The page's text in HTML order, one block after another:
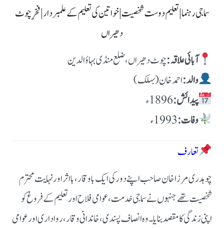
سماجی رہنما | تعلیم دوست شخصیت | خواتین کی تعلیم کے علمبردار | فخرِ چوٹ
دھیراں
آبائی علاقہ:چوٹ دھیراں، ضلع منڈی بہاؤالدین
والد:احمد خان (بہلک)
پیدائش:
وفات:
تعارف
چوہدری مرزا خان صاحب اپنے دور کی ایک باوقار، بااثر اور نہایت محترم
شخصیت تھے جنہوں نے سماجی خدمت، عوامی فلاح اور تعلیم کے فروغ کو
اپنی زندگی کا مقصد بنایا۔ وہ انصاف پسندی، خاندانی وقار، رواداری اور عوامی